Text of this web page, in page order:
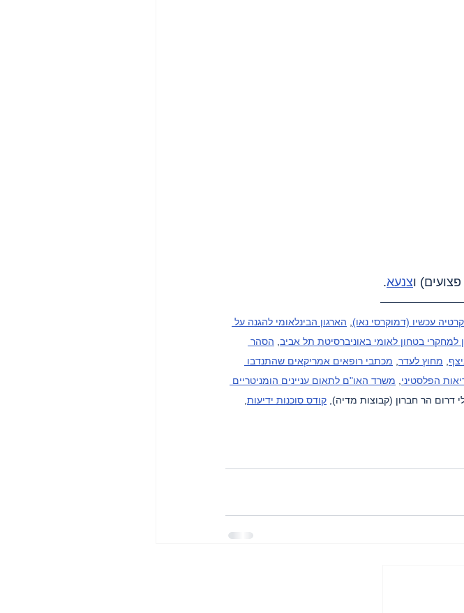
צנעא.
עכשיו (דמוקרסי נאו)
הארגון הבינלאומי להגנה על
למחקרי בטחון לאומי באוניברסיטת תל אביב הסהר
מחוץ לעדר מכתבי רופאים אמריקאים שהתנדבו
הפלסטיני
משרד האו"ם לתאום עניינים הומניטריים
דרום הר חברון (קבוצות מדיה), קודס סוכנות ידיעות